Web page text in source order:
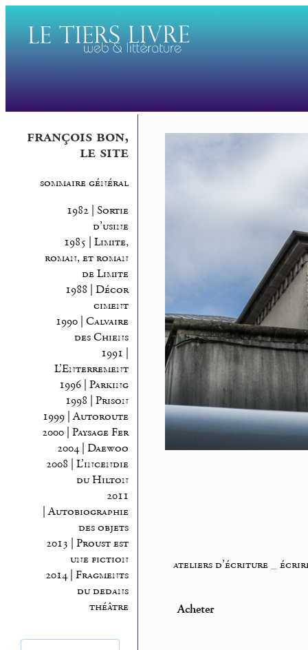
françois bon,
le site
sommaire général
1982 | Sortie
d’usine
1985 | Limite,
roman, et roman
de Limite
1988 | Décor
ciment
1990 | Calvaire
des Chiens
1991 |
L’Enterrement
1996 | Parking
1998 | Prison
1999 | Autoroute
2000 | Paysage Fer
2004 | Daewoo
2008 | L’incendie
du Hilton
2011
| Autobiographie
des objets
2013 | Proust est
une fiction
2014 | Fragments
du dedans
théâtre
ateliers d’écriture_
Acheter